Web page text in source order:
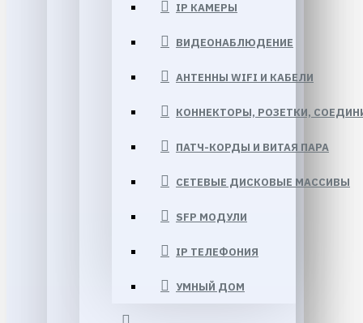
IP КАМЕРЫ
ВИДЕОНАБЛЮДЕНИЕ
АНТЕННЫ WIFI И КАБЕЛИ
КОННЕКТОРЫ, РОЗЕТКИ,
ПАТЧ-КОРДЫ И ВИТАЯ ПАРА
СЕТЕВЫЕ ДИСКОВЫЕ МАССИВЫ
SFP МОДУЛИ
IP ТЕЛЕФОНИЯ
УМНЫЙ ДОМ